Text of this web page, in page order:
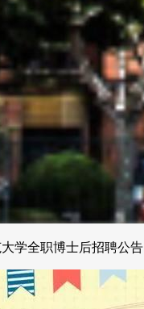
学全职博士后招聘公告